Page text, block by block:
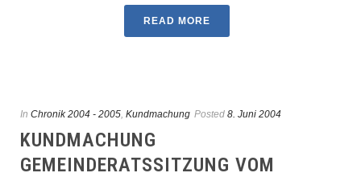
READ MORE
In Chronik 2004 - 2005 Kundmachung Posted 8. Juni 2004
KUNDMACHUNG
GEMEINDERATSSITZUNG VOM